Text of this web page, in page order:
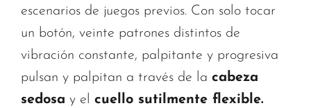
escenarios de juegos previos. Con solo tocar
un botón, veinte patrones distintos de
vibración constante, palpitante y progresiva
pulsan y palpitan a través de la cabeza
sedosa y el cuello sutilmente flexible.